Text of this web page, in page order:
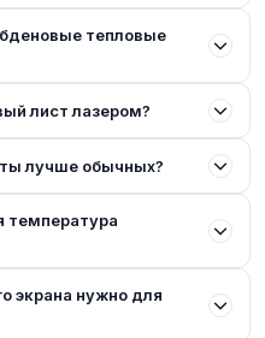
тепловые
лист лазером?
лучше обычных?
температура
экрана нужно для